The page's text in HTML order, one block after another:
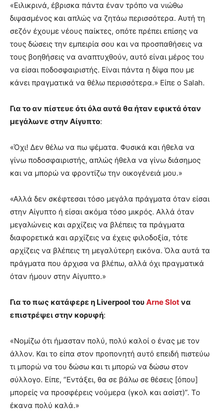
«Ειλικρινά, έβρισκα πάντα έναν τρόπο να νιώθω
διψασμένος και απλώς να ζητάω περισσότερα. Αυτή τη
σεζόν έχουμε νέους παίκτες, οπότε πρέπει επίσης να
τους δώσεις την εμπειρία σου και να προσπαθήσεις να
τους βοηθήσεις να αναπτυχθούν, αυτό είναι μέρος του
να είσαι ποδοσφαιριστής. Είναι πάντα η δίψα που με
κάνει πραγματικά να θέλω περισσότερα.» Είπε ο Salah.
Για το αν πίστευε ότι όλα αυτά θα ήταν εφικτά όταν
μεγάλωνε στην Αίγυπτο:
«Όχι! Δεν θέλω να πω ψέματα. Φυσικά και ήθελα να
γίνω ποδοσφαιριστής, απλώς ήθελα να γίνω διάσημος
και να μπορώ να φροντίζω την οικογένειά μου.»
«Αλλά δεν σκέφτεσαι τόσο μεγάλα πράγματα όταν είσαι
στην Αίγυπτο ή είσαι ακόμα τόσο μικρός. Αλλά όταν
μεγαλώνεις και αρχίζεις να βλέπεις τα πράγματα
διαφορετικά και αρχίζεις να έχεις φιλοδοξία, τότε
αρχίζεις να βλέπεις τη μεγαλύτερη εικόνα. Όλα αυτά τα
πράγματα που άρχισα να βλέπω, αλλά όχι πραγματικά
όταν ήμουν στην Αίγυπτο.»
Για το πως κατάφερε η Liverpool του Arne Slotνα
επιστρέψει στην κορυφή:
«Νομίζω ότι ήμασταν πολύ, πολύ καλοί ο ένας με τον
άλλον. Και το είπα στον προπονητή αυτό επειδή πιστεύω
τι μπορώ να του δώσω και τι μπορώ να δώσω στον
σύλλογο. Είπε, “Εντάξει, θα σε βάλω σε θέσεις [όπου]
μπορείς να προσφέρεις νούμερα (γκολ και ασίστ)”. Το
έκανα πολύ καλά.»